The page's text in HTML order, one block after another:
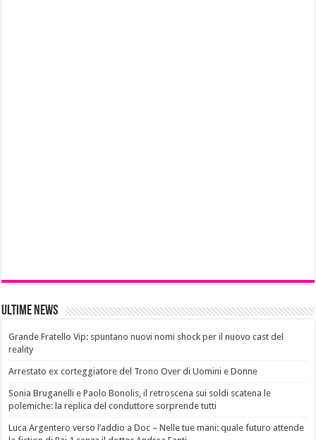
Ultime News
Grande Fratello Vip: spuntano nuovi nomi shock per il nuovo cast del
reality
Arrestato ex corteggiatore del Trono Over di Uomini e Donne
Sonia Bruganelli e Paolo Bonolis, il retroscena sui soldi scatena le
polemiche: la replica del conduttore sorprende tutti
Luca Argentero verso l’addio a Doc – Nelle tue mani: quale futuro attende